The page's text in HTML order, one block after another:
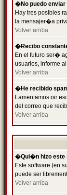
�No puedo enviar
Hay tres posibles
la mensajer�a
Volver arriba
�Recibo
En el futuro ser�
usuarios, informe
Volver arriba
�He recibido
Lamentamos oir
del correo que
Volver arriba
�Qui�n hizo este
Este software (en
puede ser
Volver arriba